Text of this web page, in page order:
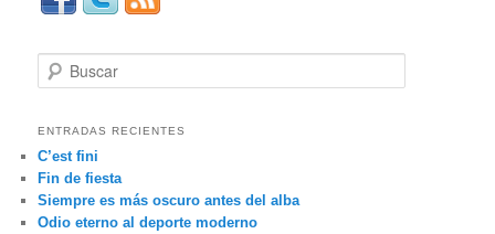
u
c
a
r
ENTRADAS RECIENTES
C’est fini
Fin de fiesta
Siempre es más oscuro antes del alba
Odio eterno al deporte moderno